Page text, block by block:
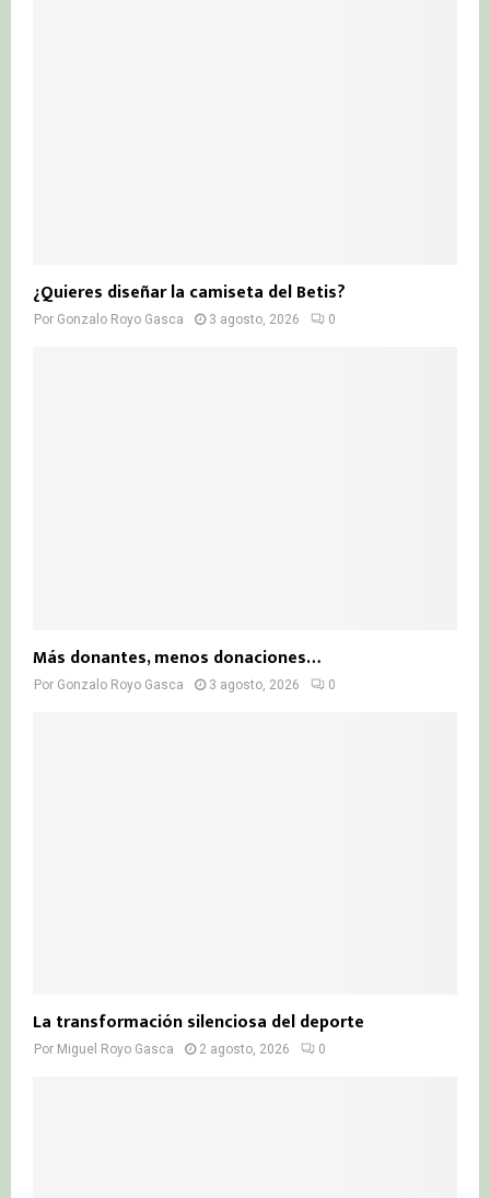
¿Quieres diseñar la camiseta del Betis?
Por Gonzalo Royo Gasca 3 agosto, 2026 0
Más donantes, menos donaciones…
Por Gonzalo Royo Gasca 3 agosto, 2026 0
La transformación silenciosa del deporte
Por Miguel Royo Gasca 2 agosto, 2026 0